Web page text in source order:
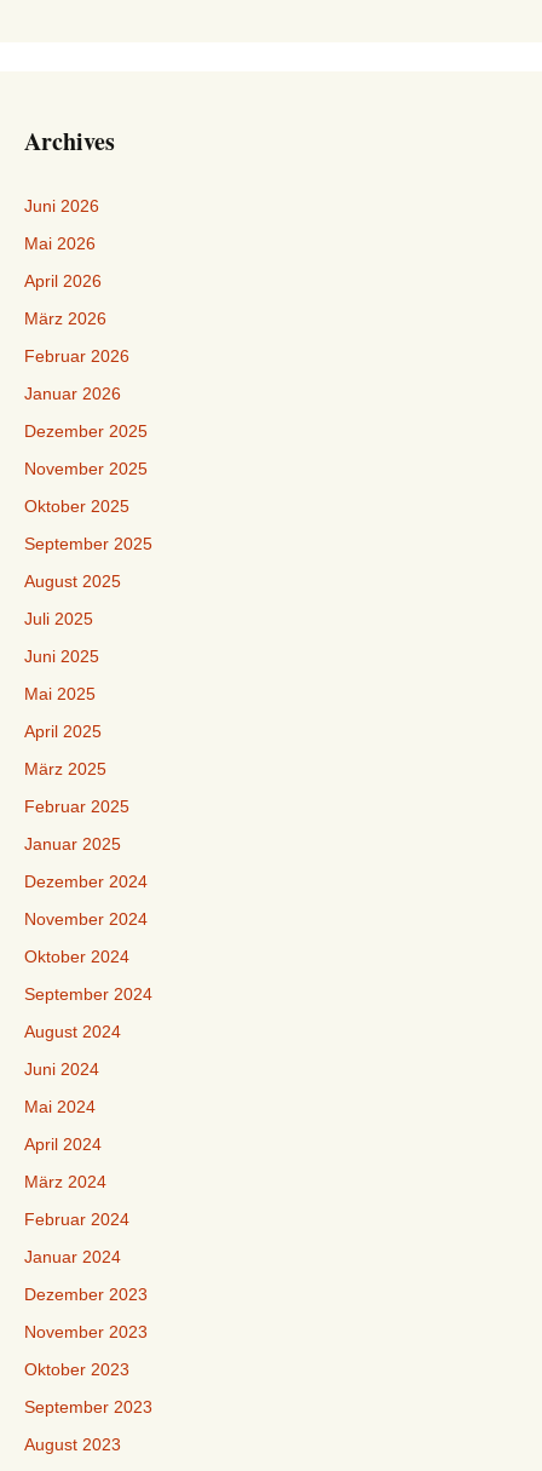
Archives
Juni 2026
Mai 2026
April 2026
März 2026
Februar 2026
Januar 2026
Dezember 2025
November 2025
Oktober 2025
September 2025
August 2025
Juli 2025
Juni 2025
Mai 2025
April 2025
März 2025
Februar 2025
Januar 2025
Dezember 2024
November 2024
Oktober 2024
September 2024
August 2024
Juni 2024
Mai 2024
April 2024
März 2024
Februar 2024
Januar 2024
Dezember 2023
November 2023
Oktober 2023
September 2023
August 2023